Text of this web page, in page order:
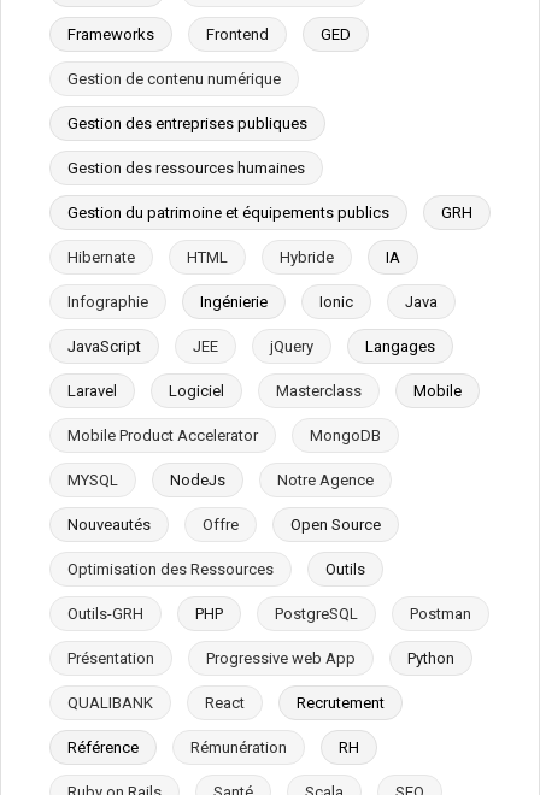
Frameworks Frontend GED
Gestion de contenu numérique
Gestion des entreprises publiques
Gestion des ressources humaines
Gestion du patrimoine et équipements publics GRH
Hibernate HTML Hybride IA
Infographie Ingénierie Ionic Java
JavaScript JEE jQuery Langages
Laravel Logiciel Masterclass Mobile
Mobile Product Accelerator MongoDB
MYSQL NodeJs Notre Agence
Nouveautés Offre Open Source
Optimisation des Ressources Outils
Outils-GRH PHP PostgreSQL Postman
Présentation Progressive web App Python
QUALIBANK React Recrutement
Référence Rémunération RH
Ruby on Rails Santé Scala SEO